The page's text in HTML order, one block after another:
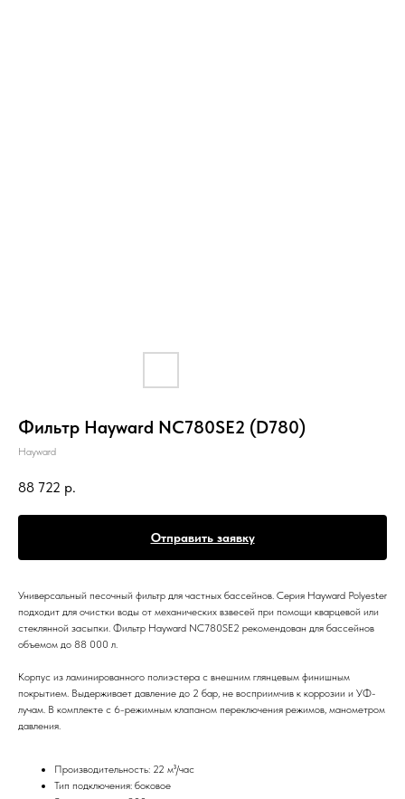
Фильтр Hayward NC780SE2 (D780)
Hayward
88 722 р.
Отправить заявку
Универсальный песочный фильтр для частных бассейнов. Серия Hayward Polyester
подходит для очистки воды от механических взвесей при помощи кварцевой или
стеклянной засыпки. Фильтр Hayward NC780SE2 рекомендован для бассейнов
объемом до 88 000 л.
Корпус из ламинированного полиэстера с внешним глянцевым финишным
покрытием. Выдерживает давление до 2 бар, не восприимчив к коррозии и УФ-
лучам. В комплекте с 6-режимным клапаном переключения режимов, манометром
давления.
Производительность: 22 м³/час
Тип подключения: боковое